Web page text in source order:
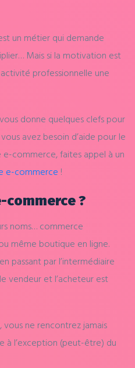
un métier qui demande
Mais si la motivation est
professionnelle une
donne quelques clefs pour
avez besoin d’aide pour le
commerce, faites appel à un
e-commerce !
commerce ?
noms… commerce
même boutique en ligne.
passant par l’intermédiaire
vendeur et l’acheteur est
vous ne rencontrez jamais
à l’exception (peut-être) du